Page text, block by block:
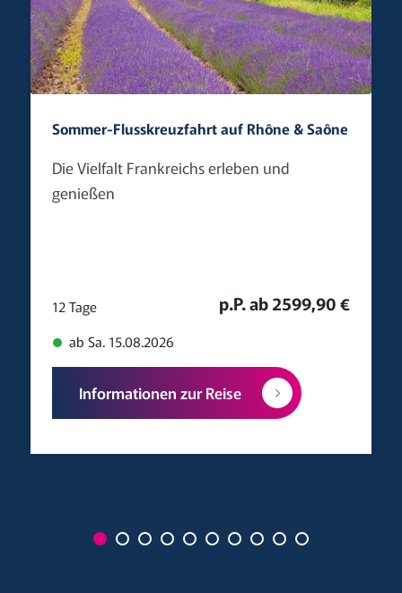
Sommer-Flusskreuzfahrt auf Rhône & Saône
Die Vielfalt Frankreichs erleben und
genießen
12 Tage
ab Sa. 15.08.2026
p.P. ab 2599,90 €
Informationen zur Reise